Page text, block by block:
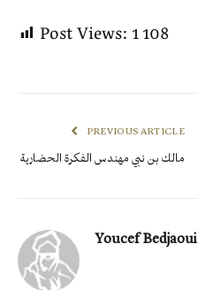
Post Views:1 108
PREVIOUS ARTICLE
مالك بن نبي مهندس الفكرة الحضارية
Youcef Bedjaoui